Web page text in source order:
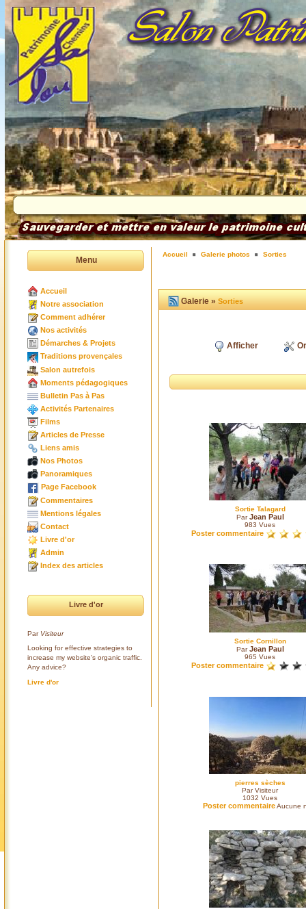
Menu
Accueil
Notre association
Comment adhérer
Nos activités
Démarches & Projets
Traditions provençales
Salon autrefois
Moments pédagogiques
Bulletin Pas à Pas
Activités Partenaires
Films
Articles de Presse
Liens amis
Nos Photos
Panoramiques
Page Facebook
Commentaires
Mentions légales
Contact
Livre d'or
Admin
Index des articles
Livre d'or
Par Visiteur
Looking for effective strategies to
increase my website's organic traffic.
Any advice?
Livre d'or
Accueil Galerie photos Sorties
Galerie »Sorties
Afficher
Sortie Talagard
ParJean Paul
983 Vues
Poster commentaire
Sortie Cornillon
ParJean Paul
965 Vues
Poster commentaire
pierres sèches
Par Visiteur
1032 Vues
Poster commentaireAucune